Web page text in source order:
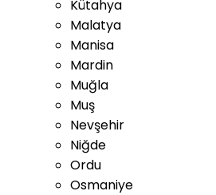
Kütahya
Malatya
Manisa
Mardin
Muğla
Muş
Nevşehir
Niğde
Ordu
Osmaniye